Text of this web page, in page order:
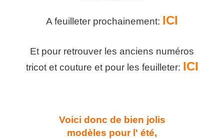
A feuilleter prochainement: ICI
Et pour retrouver les anciens numéros
tricot et couture et pour les feuilleter: ICI
Voici donc de bien jolis
modèles pour l' été,